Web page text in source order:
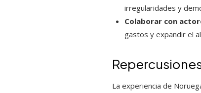
irregularidades y
Colaborar con
gastos y expandir el
La experiencia de